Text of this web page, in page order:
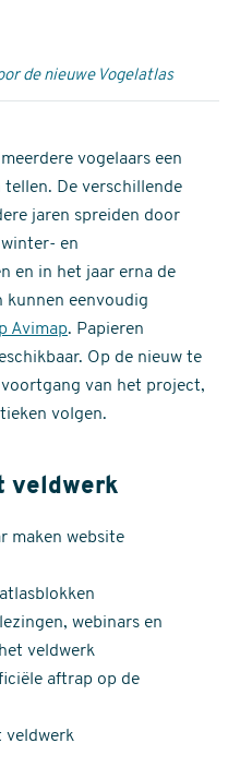
de nieuwe Vogelatlas
vogelaars een
tellen. De verschillende
jaren spreiden door
en
en in het jaar erna de
kunnen eenvoudig
Avimap. Papieren
Op de nieuw te
van het project,
volgen.
veldwerk
maken website
webinars en
veldwerk
aftrap op de
veldwerk